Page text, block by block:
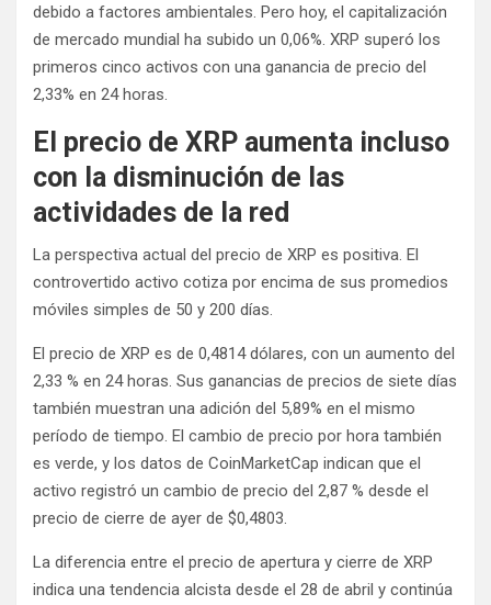
debido a factores ambientales. Pero hoy, el capitalización
de mercado mundial ha subido un 0,06%. XRP superó los
primeros cinco activos con una ganancia de precio del
2,33% en 24 horas.
El precio de XRP aumenta incluso
con la disminución de las
actividades de la red
La perspectiva actual del precio de XRP es positiva. El
controvertido activo cotiza por encima de sus promedios
móviles simples de 50 y 200 días.
El precio de XRP es de 0,4814 dólares, con un aumento del
2,33 % en 24 horas. Sus ganancias de precios de siete días
también muestran una adición del 5,89% en el mismo
período de tiempo. El cambio de precio por hora también
es verde, y los datos de CoinMarketCap indican que el
activo registró un cambio de precio del 2,87 % desde el
precio de cierre de ayer de $0,4803.
La diferencia entre el precio de apertura y cierre de XRP
indica una tendencia alcista desde el 28 de abril y continúa